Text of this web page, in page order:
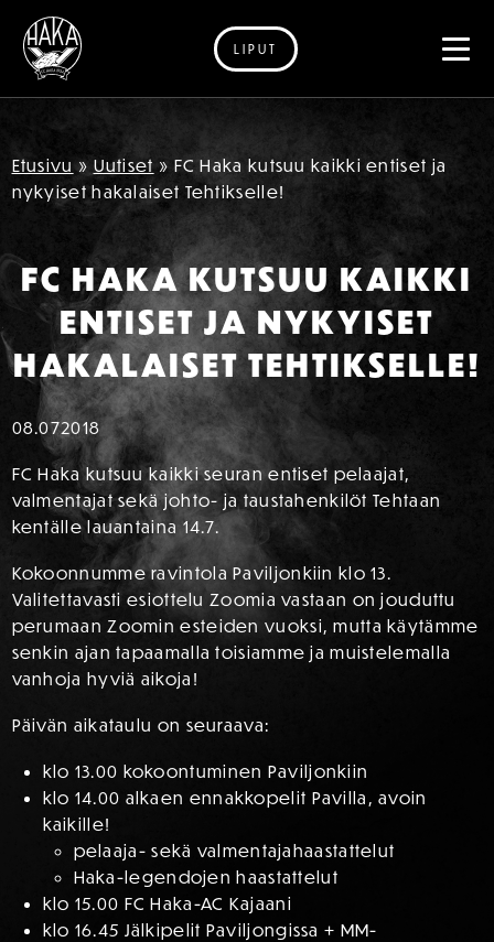
Siirry sisältöön
LIPUT
Etusivu » Uutiset » FC Haka kutsuu kaikki entiset ja
nykyiset hakalaiset Tehtikselle!
FC HAKA KUTSUU KAIKKI
ENTISET JA NYKYISET
HAKALAISET TEHTIKSELLE!
08.072018
FC Haka kutsuu kaikki seuran entiset pelaajat,
valmentajat sekä johto- ja taustahenkilöt Tehtaan
kentälle lauantaina 14.7.
Kokoonnumme ravintola Paviljonkiin klo 13.
Valitettavasti esiottelu Zoomia vastaan on jouduttu
perumaan Zoomin esteiden vuoksi, mutta käytämme
senkin ajan tapaamalla toisiamme ja muistelemalla
vanhoja hyviä aikoja!
Päivän aikataulu on seuraava:
klo 13.00 kokoontuminen Paviljonkiin
klo 14.00 alkaen ennakkopelit Pavilla, avoin
kaikille!
pelaaja- sekä valmentajahaastattelut
Haka-legendojen haastattelut
klo 15.00 FC Haka-AC Kajaani
klo 16.45 Jälkipelit Paviljongissa + MM-